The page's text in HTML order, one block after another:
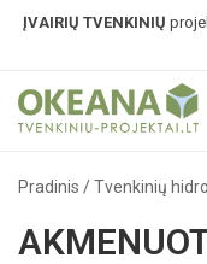
ĮVAIRIŲ TVENKINIŲ
Pradinis /Tvenkinių